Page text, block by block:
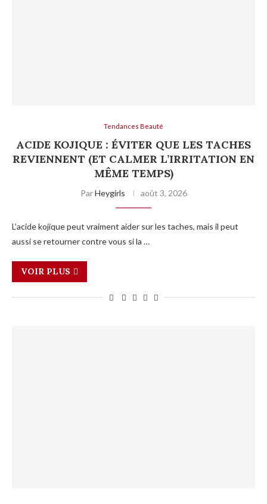
Tendances Beauté
ACIDE KOJIQUE : ÉVITER QUE LES TACHES
REVIENNENT (ET CALMER L’IRRITATION EN
MÊME TEMPS)
ParHeygirls août 3, 2026
L’acide kojique peut vraiment aider sur les taches, mais il peut
aussi se retourner contre vous si la …
VOIR PLUS